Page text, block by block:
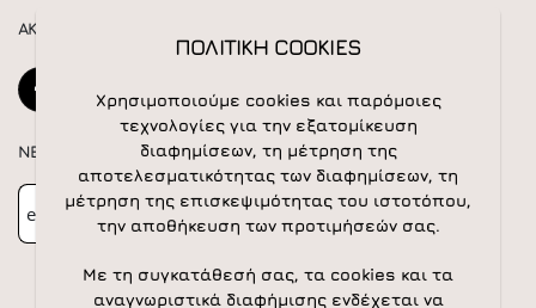
ΑΚΟΛΟΥΘΕΙΣΤΕ ΜΑΣ
NEWSLETTER
Newsletter Subscribe
ΠΟΛΙΤΙΚΗ COOKIES
Χρησιμοποιούμε cookies και παρόμοιες
τεχνολογίες για την εξατομίκευση
διαφημίσεων, τη μέτρηση της
αποτελεσματικότητας των διαφημίσεων, τη
μέτρηση της επισκεψιμότητας του ιστοτόπου,
την αποθήκευση των προτιμήσεών σας.
Με τη συγκατάθεσή σας, τα cookies και τα
αναγνωριστικά διαφήμισης ενδέχεται να